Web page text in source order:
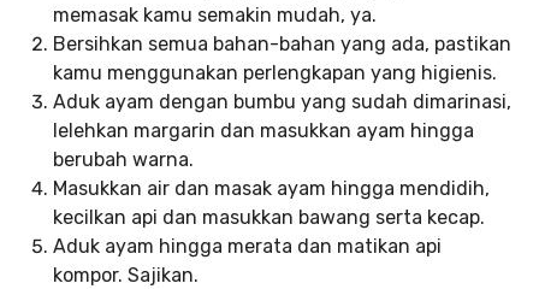
memasak kamu semakin mudah, ya.
Bersihkan semua bahan-bahan yang ada, pastikan
kamu menggunakan perlengkapan yang higienis.
Aduk ayam dengan bumbu yang sudah dimarinasi,
lelehkan margarin dan masukkan ayam hingga
berubah warna.
Masukkan air dan masak ayam hingga mendidih,
kecilkan api dan masukkan bawang serta kecap.
Aduk ayam hingga merata dan matikan api
kompor. Sajikan.